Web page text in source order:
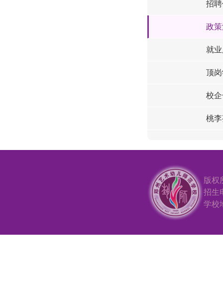
招
政
就
顶
校
桃
版
招生
学校